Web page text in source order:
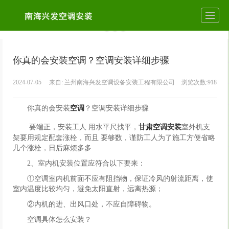
你真的会安装空调？空调安装详细步骤
2024-07-05 来自: 兰州南海兴发空调设备安装工程有限公司 浏览次数:918
你真的会安装空调 ？空调安装详细步骤
要端正，安装工人 用水平尺找平， 甘肃空调安装室外机支
架要用规定配套涨栓，而且 要够数，谨防工人为了施工方便省略
几个涨栓，日后麻烦多多
2、室内机安装位置应符合以下要来：
①空调室内机前面不应有阻挡物，保证冷风的射流距离，使
室内温度比较均匀，避免太阳直射，远离热源；
②内机的进、出风口处，不应自障碍物。
空调具体怎么安装？